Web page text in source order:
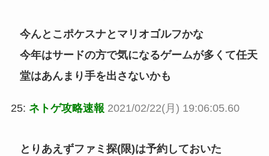
今んとこポケスナとマリオゴルフかな
今年はサードの方で気になるゲームが多くて任天
堂はあんまり手を出さないかも
25: ネトゲ攻略速報 2021/02/22(月) 19:06:05.60
とりあえずファミ探(限)は予約しておいた